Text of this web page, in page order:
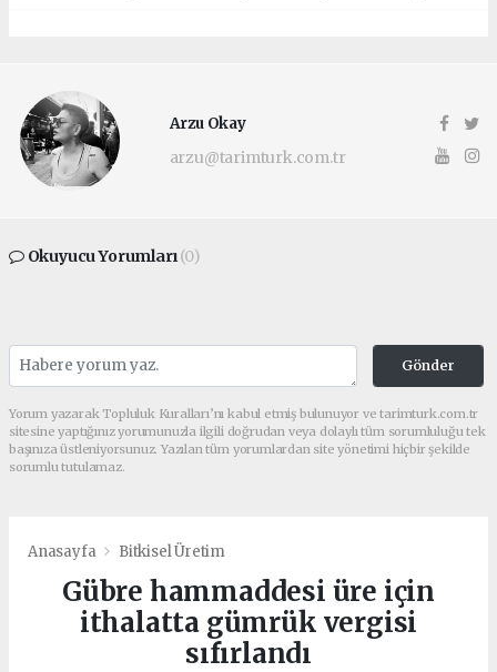
Arzu Okay
arzu@tarimturk.com.tr
Okuyucu Yorumları(0)
Gönder
Yorum yazarak Topluluk Kuralları’nı kabul etmiş bulunuyor ve tarimturk.com.tr
sitesine yaptığınız yorumunuzla ilgili doğrudan veya dolaylı tüm sorumluluğu tek
başınıza üstleniyorsunuz. Yazılan tüm yorumlardan site yönetimi hiçbir şekilde
sorumlu tutulamaz.
Anasayfa Bitkisel Üretim
Gübre hammaddesi üre için
ithalatta gümrük vergisi
sıfırlandı